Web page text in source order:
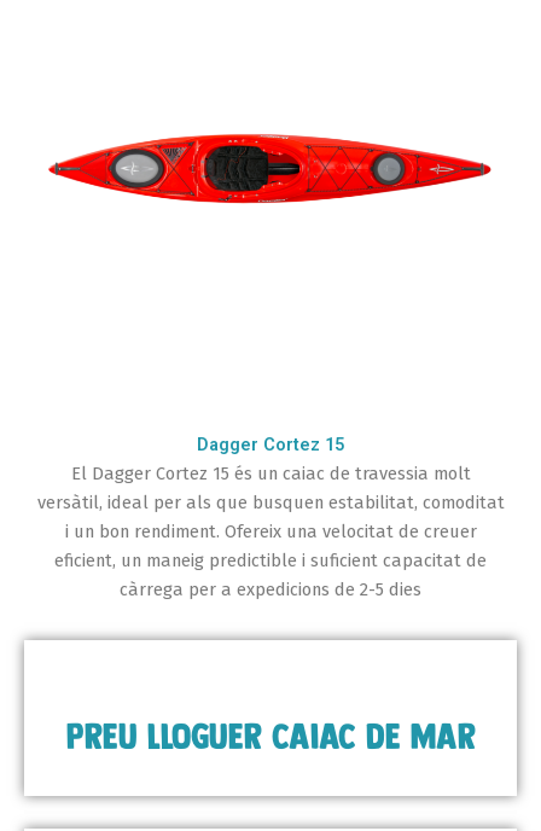
Dagger Cortez 15
El Dagger Cortez 15 és un caiac de travessia molt
versàtil, ideal per als que busquen estabilitat, comoditat
i un bon rendiment. Ofereix una velocitat de creuer
eficient, un maneig predictible i suficient capacitat de
càrrega per a expedicions de 2-5 dies
Preu lloguer caiac de mar